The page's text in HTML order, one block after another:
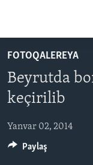
to
main
content
to
Navigation
ANA SƏHİFƏ
PROQRAMLAR
AMERIKA İCMALI
DÜNYAYA BAXIŞ
FAKTLAR NƏ
AZƏRBAYCAN
DÜNYA
UKRAYNA
ABŞ
FOTOQALEREYA
Beyrutda
keçirilib
Yanvar 02, 2014
Paylaş